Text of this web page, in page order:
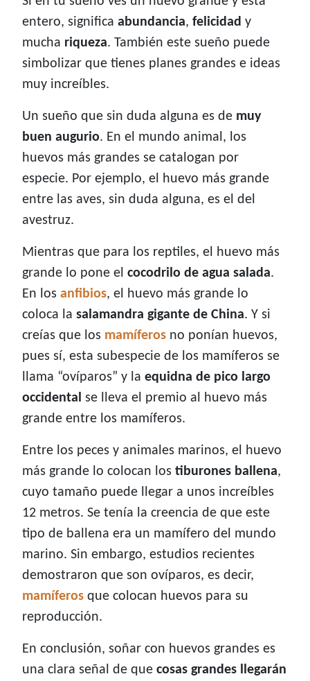
entero, significa abundancia, felicidad y
mucha riqueza. También este sueño puede
simbolizar que tienes planes grandes e ideas
muy increíbles.
Un sueño que sin duda alguna es de muy
buen augurio. En el mundo animal, los
huevos más grandes se catalogan por
especie. Por ejemplo, el huevo más grande
entre las aves, sin duda alguna, es el del
avestruz.
Mientras que para los reptiles, el huevo más
grande lo pone el cocodrilo de agua salada.
En los anfibios, el huevo más grande lo
coloca la salamandra gigante de China. Y si
creías que los mamíferos no ponían huevos,
pues sí, esta subespecie de los mamíferos se
llama “ovíparos” y la equidna de pico largo
occidental se lleva el premio al huevo más
grande entre los mamíferos.
Entre los peces y animales marinos, el huevo
más grande lo colocan los tiburones ballena,
cuyo tamaño puede llegar a unos increíbles
12 metros. Se tenía la creencia de que este
tipo de ballena era un mamífero del mundo
marino. Sin embargo, estudios recientes
demostraron que son ovíparos, es decir,
mamíferos que colocan huevos para su
reproducción.
En conclusión, soñar con huevos grandes es
una clara señal de que cosas grandes llegarán